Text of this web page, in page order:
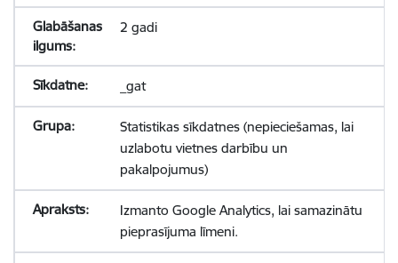
2 gadi
_gat
Statistikas sīkdatnes (nepieciešamas, lai
uzlabotu vietnes darbību un
pakalpojumus)
Izmanto Google Analytics, lai samazinātu
pieprasījuma līmeni.